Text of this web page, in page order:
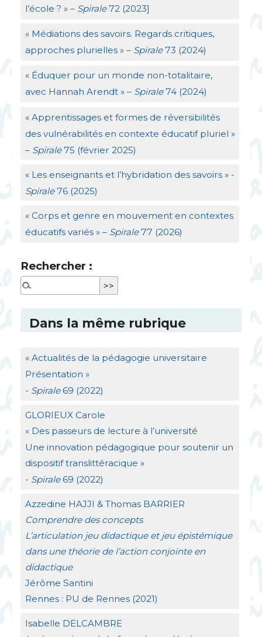
l’école ? » – Spirale72 (2023]
« Médiations des savoirs. Regards critiques,
approches plurielles » – Spirale73 (2024)
« Éduquer pour un monde non-totalitaire,
avec Hannah Arendt » – Spirale74 (2024)
« Apprentissages et formes de réversibilités
des vulnérabilités en contexte éducatif pluriel »
– Spirale75 (février 2025)
« Les enseignants et l’hybridation des savoirs » -
Spirale76 (2025)
« Corps et genre en mouvement en contextes
éducatifs variés » – Spirale77 (2026)
Rechercher :
Dans la même rubrique
« Actualités de la pédagogie universitaire
Présentation »
- Spirale69 (2022)
GLORIEUXCarole
« Des passeurs de lecture à l’université
Une innovation pédagogique pour soutenir un
dispositif translittéracique »
- Spirale69 (2022)
Azzedine HAJJI & Thomas BARRIER
Comprendre des concepts
L’articulation jeu didactique et jeu épistémique
dans une théorie de l’action conjointe en
didactique
Jérôme Santini
Rennes : PU de Rennes (2021)
Isabelle DELCAMBRE